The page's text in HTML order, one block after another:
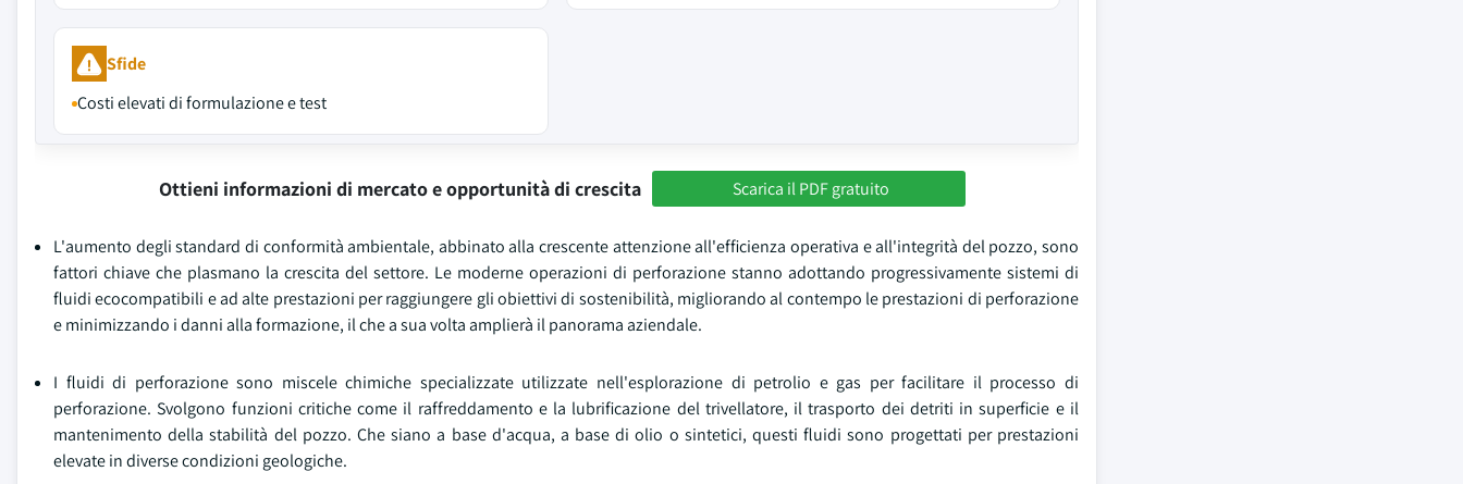
Sfide
Costi elevati di formulazione e test
Ottieni informazioni di mercato e opportunità di crescita Scarica il PDF gratuito
L'aumento degli standard di conformità ambientale, abbinato alla crescente attenzione all'efficienza operativa e all'integrità del pozzo, sono
fattori chiave che plasmano la crescita del settore. Le moderne operazioni di perforazione stanno adottando progressivamente sistemi di
fluidi ecocompatibili e ad alte prestazioni per raggiungere gli obiettivi di sostenibilità, migliorando al contempo le prestazioni di perforazione
e minimizzando i danni alla formazione, il che a sua volta amplierà il panorama aziendale.
I fluidi di perforazione sono miscele chimiche specializzate utilizzate nell'esplorazione di petrolio e gas per facilitare il processo di
perforazione. Svolgono funzioni critiche come il raffreddamento e la lubrificazione del trivellatore, il trasporto dei detriti in superficie e il
mantenimento della stabilità del pozzo. Che siano a base d'acqua, a base di olio o sintetici, questi fluidi sono progettati per prestazioni
elevate in diverse condizioni geologiche.